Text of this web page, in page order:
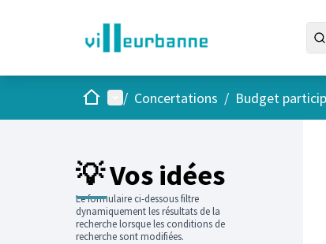
AccueilMenu principal
/ Concertations / Budget
💡 Vos idées
Le formulaire ci-dessous filtre
dynamiquement les résultats de la
recherche lorsque les conditions de
recherche sont modifiées.